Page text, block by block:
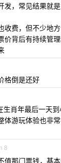
，常见结果就是
收费，但不少地
价背后有持续管
格倒是还好
生肖年最后一天
体游玩体验也非
8
值那门票钱，基